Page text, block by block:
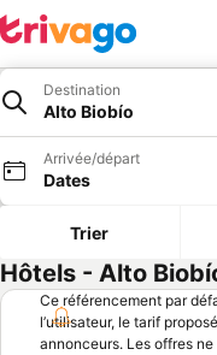
Destination
Alto Biobío
Arrivée/départ
Dates
Trier
Hôtels - Alto
Ce référencement par
l’utilisateur, le tarif
annonceurs. Les offres